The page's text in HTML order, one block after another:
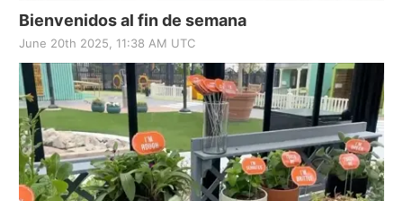
Bienvenidos al fin de semana
June 20th 2025, 11:38 AM UTC